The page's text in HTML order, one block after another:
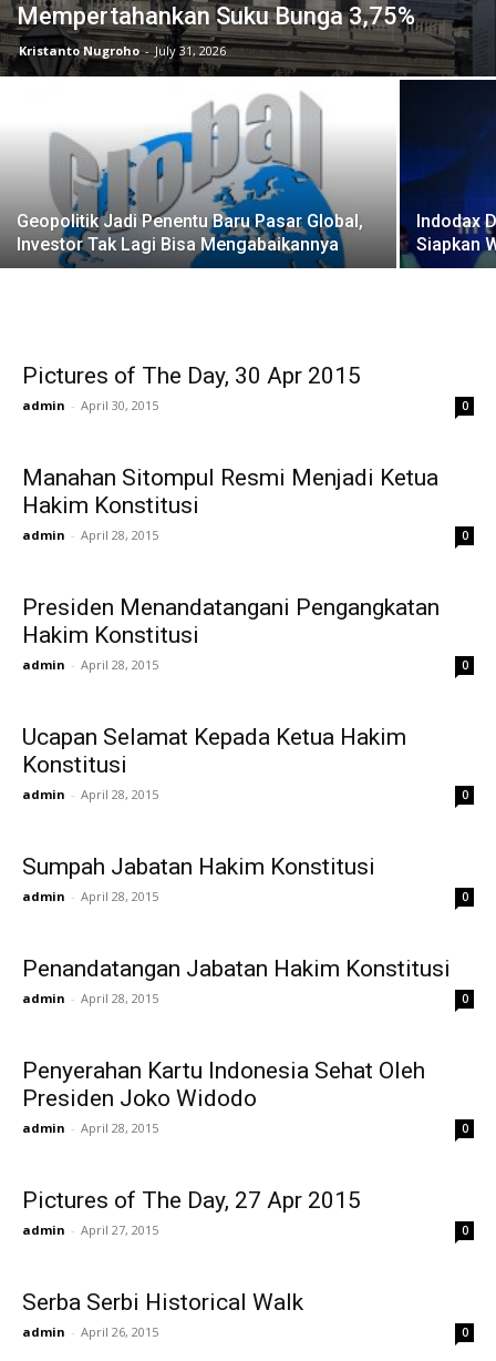
Mempertahankan Suku Bunga 3,75%
Kristanto Nugroho - July 31, 2026
Geopolitik Jadi Penentu Baru Pasar Global,
Investor Tak Lagi Bisa Mengabaikannya
Indodax
Siapkan
Pictures of The Day, 30 Apr 2015
admin - April 30, 2015 0
Manahan Sitompul Resmi Menjadi Ketua
Hakim Konstitusi
admin - April 28, 2015 0
Presiden Menandatangani Pengangkatan
Hakim Konstitusi
admin - April 28, 2015 0
Ucapan Selamat Kepada Ketua Hakim
Konstitusi
admin - April 28, 2015 0
Sumpah Jabatan Hakim Konstitusi
admin - April 28, 2015 0
Penandatangan Jabatan Hakim Konstitusi
admin - April 28, 2015 0
Penyerahan Kartu Indonesia Sehat Oleh
Presiden Joko Widodo
admin - April 28, 2015 0
Pictures of The Day, 27 Apr 2015
admin - April 27, 2015 0
Serba Serbi Historical Walk
admin - April 26, 2015 0